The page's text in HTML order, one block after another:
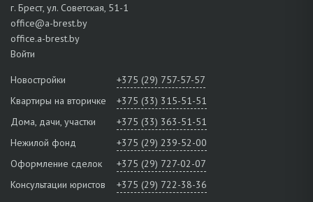
г. Брест, ул. Советская, 51-1
office@a-brest.by
office.a-brest.by
Войти
Новостройки
+375 (29) 757-57-57
Квартиры на вторичке
+375 (33) 315-51-51
Дома, дачи, участки
+375 (33) 363-51-51
Нежилой фонд
+375 (29) 239-52-00
Оформление сделок
+375 (29) 727-02-07
Консультации юристов
+375 (29) 722-38-36